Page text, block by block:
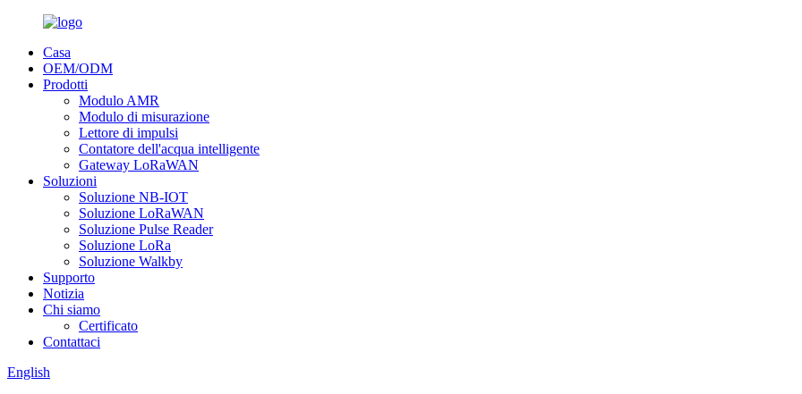
Casa
OEM/ODM
Prodotti
Modulo AMR
Modulo di misurazione
Lettore di impulsi
Contatore dell'acqua intelligente
Gateway LoRaWAN
Soluzioni
Soluzione NB-IOT
Soluzione LoRaWAN
Soluzione Pulse Reader
Soluzione LoRa
Soluzione Walkby
Supporto
Notizia
Chi siamo
Certificato
Contattaci
English